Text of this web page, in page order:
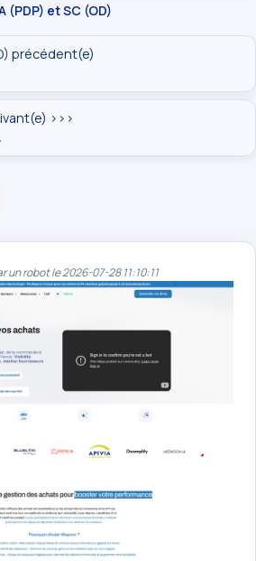
(PDP) et SC (OD)
précédent(e)
>>>
un robot le 2026-07-28 11:10:11